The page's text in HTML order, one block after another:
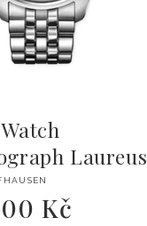
Laureus
Kč